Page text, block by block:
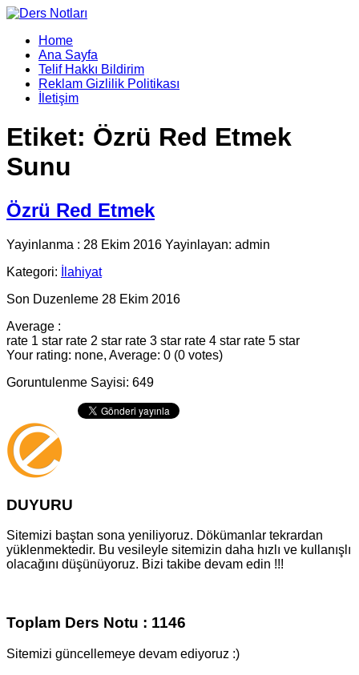
Home
Ana Sayfa
Telif Hakkı Bildirim
Reklam Gizlilik Politikası
İletişim
Etiket: Özrü Red Etmek
Sunu
Özrü Red Etmek
Yayinlanma : 28 Ekim 2016 Yayinlayan: admin
Kategori:
İlahiyat
Son Duzenleme 28 Ekim 2016
Average :
rate 1 star rate 2 star rate 3 star rate 4 star rate 5 star
Your rating: none, Average: 0 (0 votes)
Goruntulenme Sayisi: 649
DUYURU
Sitemizi baştan sona yeniliyoruz. Dökümanlar tekrardan
yüklenmektedir. Bu vesileyle sitemizin daha hızlı ve kullanışlı
olacağını düşünüyoruz. Bizi takibe devam edin !!!
Toplam Ders Notu : 1146
Sitemizi güncellemeye devam ediyoruz :)